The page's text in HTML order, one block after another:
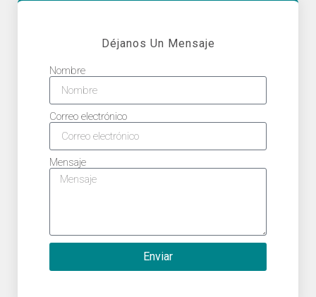
Déjanos Un Mensaje
Nombre
Correo electrónico
Mensaje
Enviar